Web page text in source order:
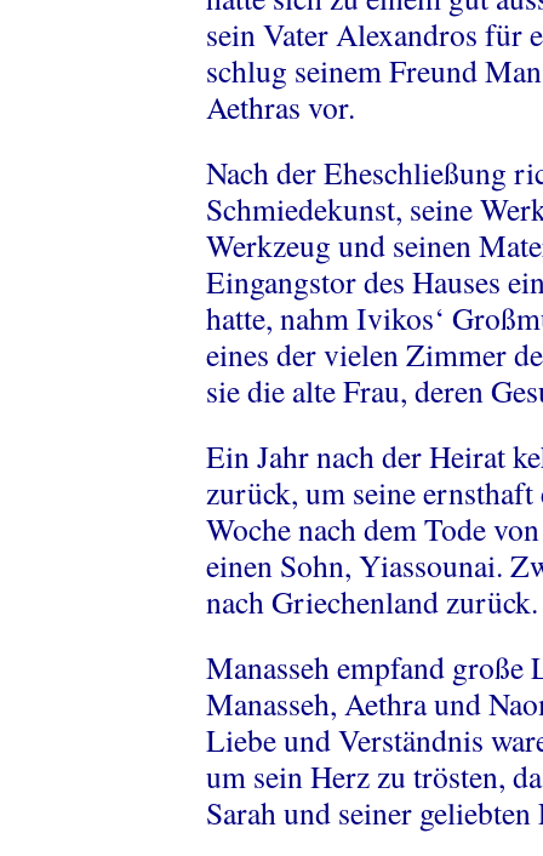
sein Vater Alexandros für
schlug seinem Freund
Aethras vor.
Nach der Eheschließung
Schmiedekunst, seine
Werkzeug und seinen
Eingangstor des Hauses
hatte, nahm Ivikos‘
eines der vielen Zimmer
sie die alte Frau, deren
Ein Jahr nach der Heirat
zurück, um seine
Woche nach dem Tode
einen Sohn, Yiassounai.
nach Griechenland zurück.
Manasseh empfand
Manasseh, Aethra und
Liebe und Verständnis
um sein Herz zu trösten,
Sarah und seiner